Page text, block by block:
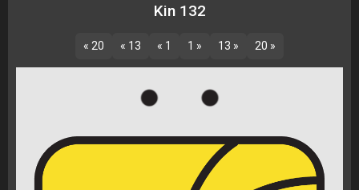
Kin 132
« 20 « 13 « 1 1 » 13 » 20 »